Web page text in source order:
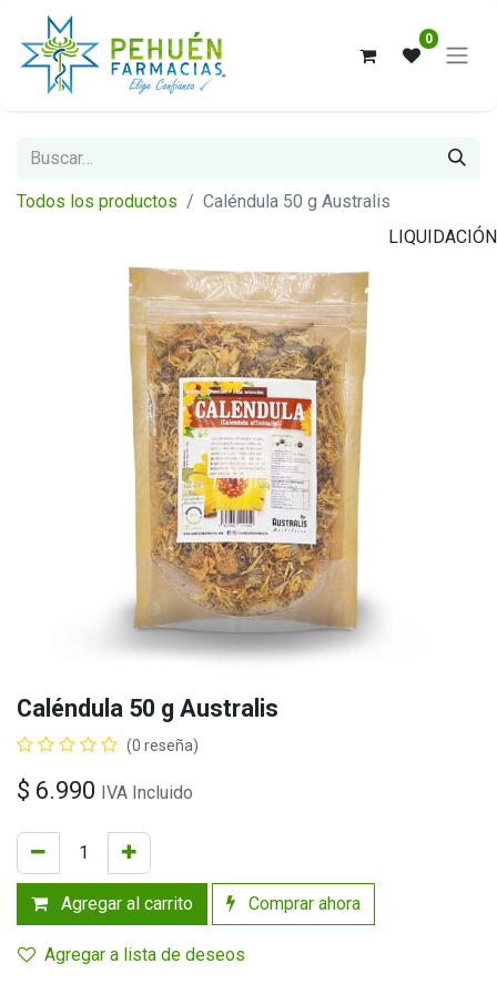
0
Todos los productos
Caléndula 50 g Australis
LIQUIDACIÓN
Caléndula 50 g Australis
(0 reseña)
$ 6.990 IVA Incluido
Agregar al carrito Comprar ahora
Agregar a lista de deseos